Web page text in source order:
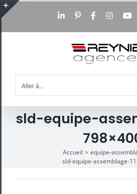
Passer
au
LinkedInPinterestFacebook
Aller à...
sld-equipe-
Accueil
equipe-
sld-equipe-assemblage-
de
coulissante